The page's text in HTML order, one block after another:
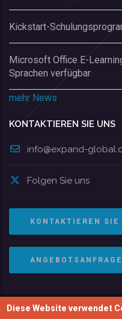
Kickstart-
Microsoft Office E-
Sprachen verfügbar
mehr News
KONTAKTIEREN SIE UNS
info@expand-
Folgen Sie uns
KONTAKTIEREN SIE
ANGEBOTSANFRAGE
© Copyright 2004-2026 |
Diese Website verwendet